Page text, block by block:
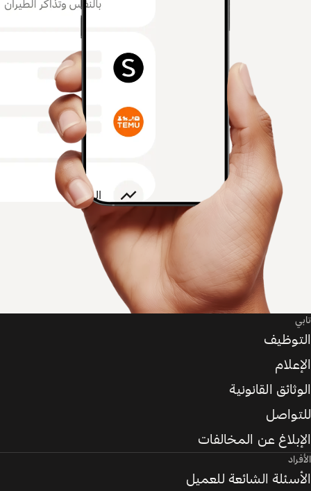
تابي
التوظيف
الإعلام
الوثائق القانونية
للتواصل
الإبلاغ عن المخالفات
الأفراد
الأسئلة الشائعة للعميل